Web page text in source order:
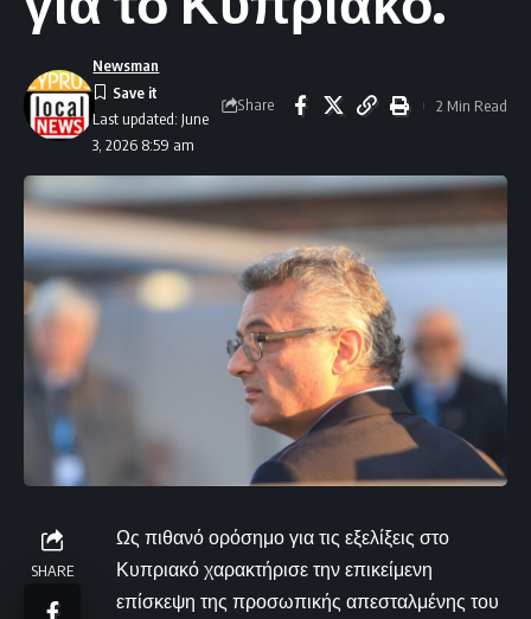
Last updated: June
3, 2026 8:59 am
Newsman
Share 2 Min Read
SHARE
Ως πιθανό ορόσημο για τις εξελίξεις στο
Κυπριακό χαρακτήρισε την επικείμενη
επίσκεψη της προσωπικής απεσταλμένης του